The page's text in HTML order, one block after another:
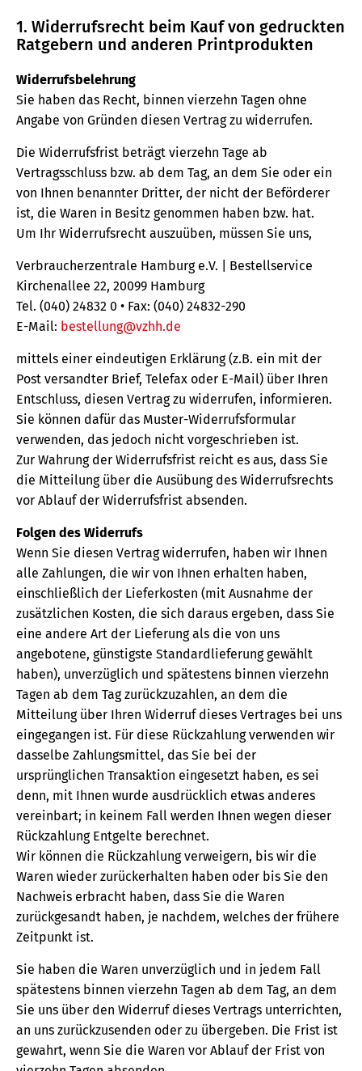
1. Widerrufsrecht beim Kauf von gedruckten
Ratgebern und anderen Printprodukten
Widerrufsbelehrung
Sie haben das Recht, binnen vierzehn Tagen ohne
Angabe von Gründen diesen Vertrag zu widerrufen.
Die Widerrufsfrist beträgt vierzehn Tage ab
Vertragsschluss bzw. ab dem Tag, an dem Sie oder ein
von Ihnen benannter Dritter, der nicht der Beförderer
ist, die Waren in Besitz genommen haben bzw. hat.
Um Ihr Widerrufsrecht auszuüben, müssen Sie uns,
Verbraucherzentrale Hamburg e.V. | Bestellservice
Kirchenallee 22, 20099 Hamburg
Tel. (040) 24832 0 • Fax: (040) 24832-290
E-Mail: bestellung@vzhh.de
mittels einer eindeutigen Erklärung (z.B. ein mit der
Post versandter Brief, Telefax oder E-Mail) über Ihren
Entschluss, diesen Vertrag zu widerrufen, informieren.
Sie können dafür das Muster-Widerrufsformular
verwenden, das jedoch nicht vorgeschrieben ist.
Zur Wahrung der Widerrufsfrist reicht es aus, dass Sie
die Mitteilung über die Ausübung des Widerrufsrechts
vor Ablauf der Widerrufsfrist absenden.
Folgen des Widerrufs
Wenn Sie diesen Vertrag widerrufen, haben wir Ihnen
alle Zahlungen, die wir von Ihnen erhalten haben,
einschließlich der Lieferkosten (mit Ausnahme der
zusätzlichen Kosten, die sich daraus ergeben, dass Sie
eine andere Art der Lieferung als die von uns
angebotene, günstigste Standardlieferung gewählt
haben), unverzüglich und spätestens binnen vierzehn
Tagen ab dem Tag zurückzuzahlen, an dem die
Mitteilung über Ihren Widerruf dieses Vertrages bei uns
eingegangen ist. Für diese Rückzahlung verwenden wir
dasselbe Zahlungsmittel, das Sie bei der
ursprünglichen Transaktion eingesetzt haben, es sei
denn, mit Ihnen wurde ausdrücklich etwas anderes
vereinbart; in keinem Fall werden Ihnen wegen dieser
Rückzahlung Entgelte berechnet.
Wir können die Rückzahlung verweigern, bis wir die
Waren wieder zurückerhalten haben oder bis Sie den
Nachweis erbracht haben, dass Sie die Waren
zurückgesandt haben, je nachdem, welches der frühere
Zeitpunkt ist.
Sie haben die Waren unverzüglich und in jedem Fall
spätestens binnen vierzehn Tagen ab dem Tag, an dem
Sie uns über den Widerruf dieses Vertrags unterrichten,
an uns zurückzusenden oder zu übergeben. Die Frist ist
gewahrt, wenn Sie die Waren vor Ablauf der Frist von